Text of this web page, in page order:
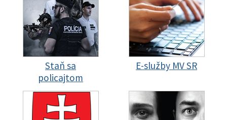
Staň sa
policajtom
E-služby MV SR